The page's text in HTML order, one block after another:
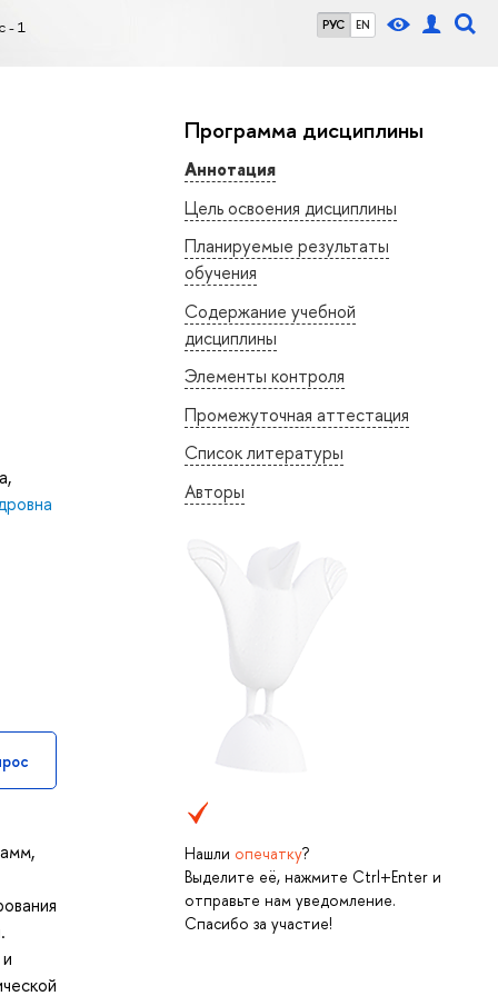
РУС EN
- 1
Программа дисциплины
Аннотация
Цель освоения дисциплины
Планируемые результаты
обучения
Содержание учебной
дисциплины
Элементы контроля
Промежуточная аттестация
Список литературы
Авторы
Нашли опечатку?
Выделите её, нажмите Ctrl+Enter и
отправьте нам уведомление.
Спасибо за участие!
,